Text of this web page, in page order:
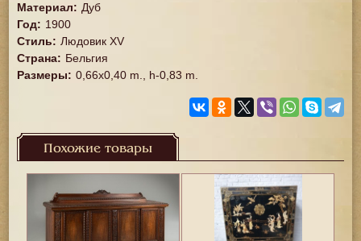
Материал: Дуб
Год: 1900
Стиль: Людовик XV
Страна: Бельгия
Размеры: 0,66x0,40 m., h-0,83 m.
Похожие товары